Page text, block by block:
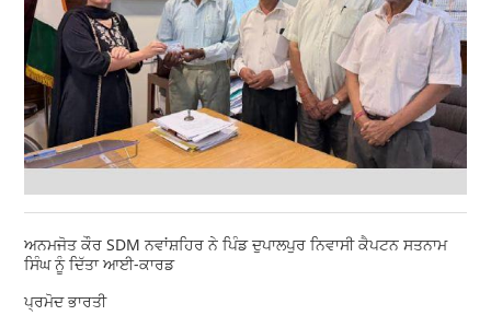
ਅਨਮਜੋਤ ਕੌਰ SDM ਨਵਾਂਸ਼ਹਿਰ ਨੇ ਪਿੰਡ ਦੁਪਾਲਪੁਰ ਨਿਵਾਸੀ ਕੈਪਟਨ ਸਤਨਾਮ
ਸਿੰਘ ਨੂੰ ਦਿੱਤਾ ਆਈ-ਕਾਰਡ
ਪ੍ਰਮੋਦ ਭਾਰਤੀ